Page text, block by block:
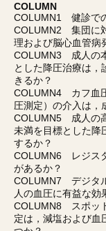
COLUMN
COLUMN1 健診で
COLUMN2 集団に
理および脳心血管病
COLUMN3 成人の
とした降圧治療は，
きるか？
COLUMN4 カフ血
圧測定）の介入は，
COLUMN5 成人の
未満を目標とした降
するか？
COLUMN6 レジス
があるか？
COLUMN7 デジタ
人の血圧に有益な効
COLUMN8 スポッ
定は，減塩および血